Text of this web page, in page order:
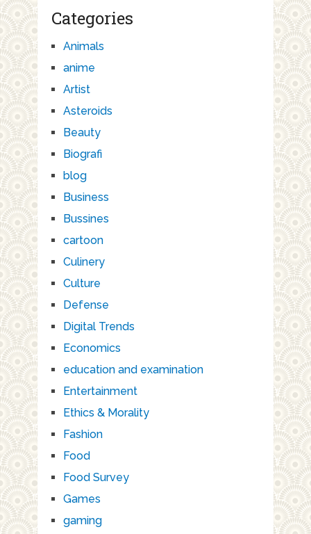
Categories
Animals
anime
Artist
Asteroids
Beauty
Biografi
blog
Business
Bussines
cartoon
Culinery
Culture
Defense
Digital Trends
Economics
education and examination
Entertainment
Ethics & Morality
Fashion
Food
Food Survey
Games
gaming